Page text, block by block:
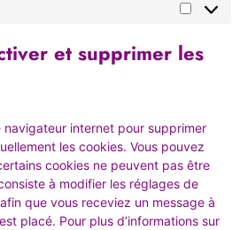
et supprimer les
internet pour supprimer
les cookies. Vous pouvez
cookies ne peuvent pas être
à modifier les réglages de
que vous receviez un message à
placé. Pour plus d’informations sur